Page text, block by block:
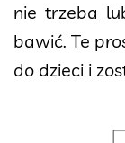
nie trzeba
bawić. Te
do dzieci i